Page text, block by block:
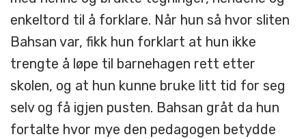
enkeltord til å forklare. Når hun så hvor sliten
Bahsan var, fikk hun forklart at hun ikke
trengte å løpe til barnehagen rett etter
skolen, og at hun kunne bruke litt tid for seg
selv og få igjen pusten. Bahsan gråt da hun
fortalte hvor mye den pedagogen betydde